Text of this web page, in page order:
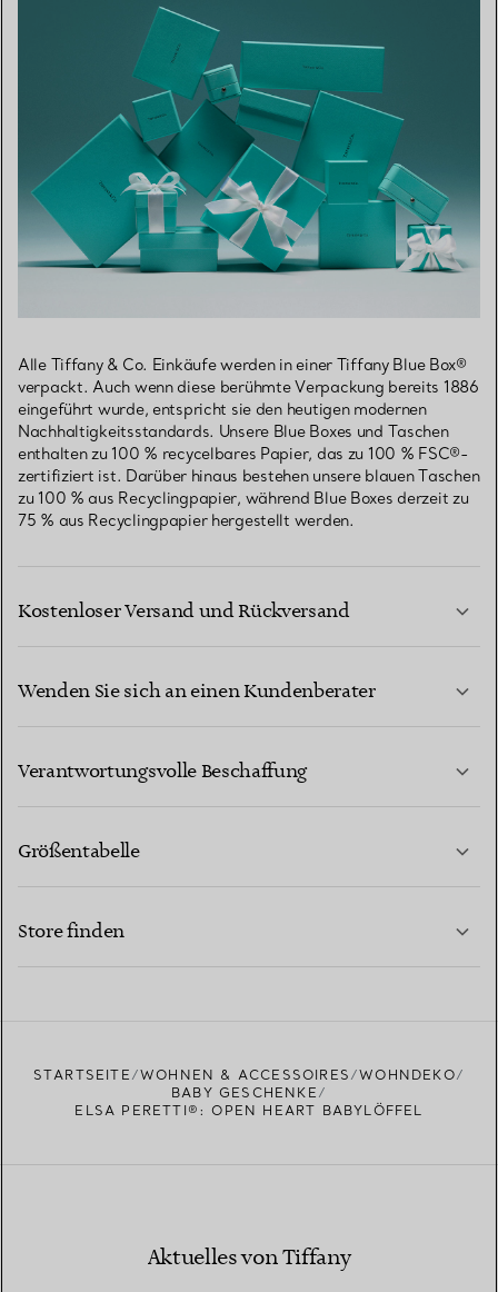
Alle Tiffany & Co. Einkäufe werden in einer Tiffany Blue Box®
verpackt. Auch wenn diese berühmte Verpackung bereits 1886
eingeführt wurde, entspricht sie den heutigen modernen
Nachhaltigkeitsstandards. Unsere Blue Boxes und Taschen
enthalten zu 100 % recycelbares Papier, das zu 100 % FSC®-
zertifiziert ist. Darüber hinaus bestehen unsere blauen Taschen
zu 100 % aus Recyclingpapier, während Blue Boxes derzeit zu
75 % aus Recyclingpapier hergestellt werden.
Kostenloser Versand und Rückversand
Wenden Sie sich an einen Kundenberater
Verantwortungsvolle Beschaffung
Größentabelle
Store finden
STARTSEITE WOHNEN & ACCESSOIRES
WOHNDEKO
BABY GESCHENKE
ELSA PERETTI®: OPEN HEART BABYLÖFFEL
Aktuelles von Tiffany